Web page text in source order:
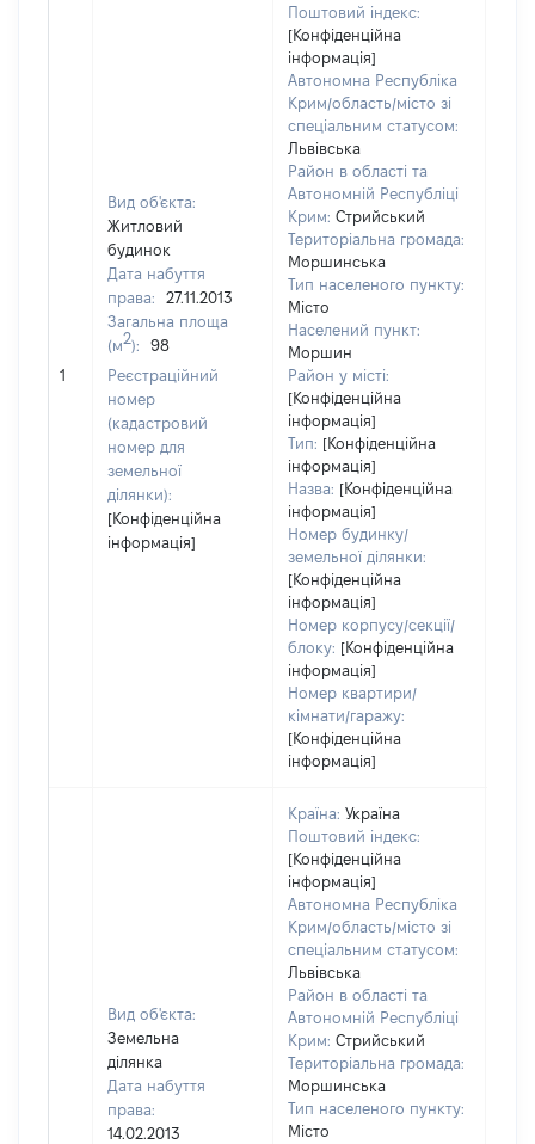
1
Вид об'єкта:
Житловий
будинок
Дата набуття
права:
27.11.2013
Загальна площа
(м2):
98
Реєстраційний
номер
(кадастровий
номер для
земельної
ділянки):
[Конфіденційна
інформація]
Поштовий індекс:
[Конфіденційна
інформація]
Автономна Республіка
Крим/область/місто зі
спеціальним статусом:
Львівська
Район в області та
Автономній Республіці
Крим: Стрийський
Територіальна громада:
Моршинська
Тип населеного пункту:
Місто
Населений пункт:
Моршин
Район у місті:
[Конфіденційна
інформація]
Тип: [Конфіденційна
інформація]
Назва: [Конфіденційна
інформація]
Номер будинку/
земельної ділянки:
[Конфіденційна
інформація]
Номер корпусу/секції/
блоку: [Конфіденційна
інформація]
Номер квартири/
кімнати/гаражу:
[Конфіденційна
інформація]
Вид об'єкта:
Земельна
ділянка
Дата набуття
права:
14.02.2013
Країна: Україна
Поштовий індекс:
[Конфіденційна
інформація]
Автономна Республіка
Крим/область/місто зі
спеціальним статусом:
Львівська
Район в області та
Автономній Республіці
Крим: Стрийський
Територіальна громада:
Моршинська
Тип населеного пункту:
Місто